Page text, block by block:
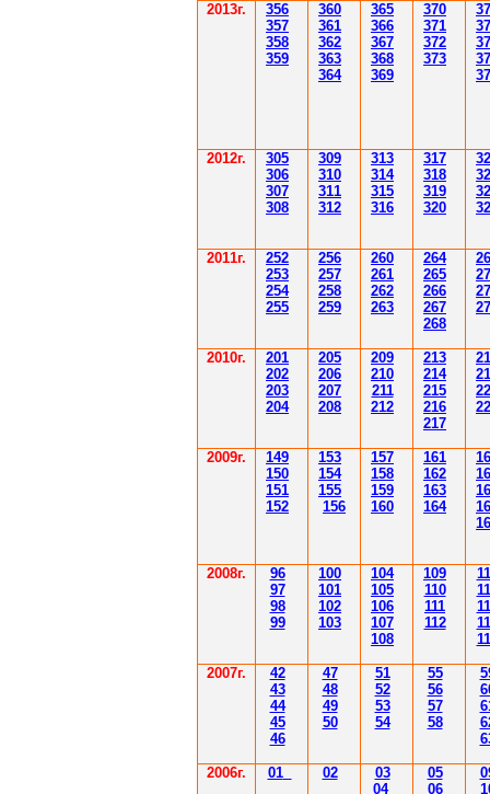
2013г.
356
357
358
359
360
361
362
363
364
365
366
367
368
369
370
371
372
373
37
37
37
2012г. 305
306
307
308
309
310
311
312
313
314
315
316
317
318
319
320
3
3
3
3
2011г.
252
253
254
255
256
257
258
259
260
261
262
263
264
265
266
267
268
26
2
2
2
2010г.
201
202
203
204
205
206
207
208
209
210
211
212
213
214
215
216
217
2009г.
149
150
151
152
153
154
155
156
157
158
159
160
161
162
163
164
2008г.
96
97
98
99
100
101
102
103
104
105
106
107
108
109
110
111
112
2007г.
42
43
44
45
46
47
48
49
50
51
52
53
54
55
56
57
58
2006г. 01 02
03
04
05
06